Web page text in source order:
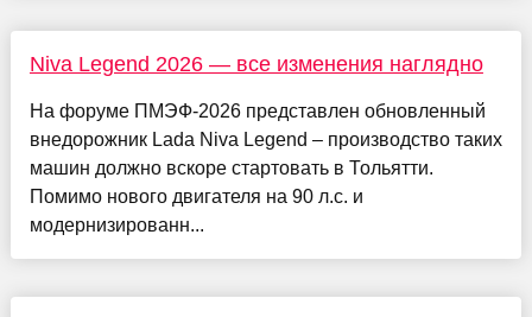
Niva Legend 2026 — все изменения наглядно
На форуме ПМЭФ-2026 представлен обновленный
внедорожник Lada Niva Legend – производство таких
машин должно вскоре стартовать в Тольятти.
Помимо нового двигателя на 90 л.с. и
модернизированн...